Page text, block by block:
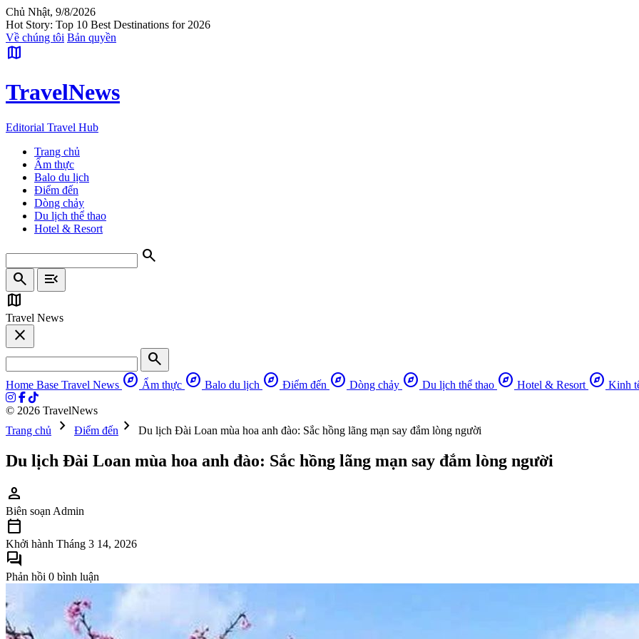
Chủ Nhật, 9/8/2026
Hot Story: Top 10 Best Destinations for 2026
Về chúng tôi Bản quyền
map
TravelNews
Editorial Travel Hub
Trang chủ
Ẩm thực
Balo du lịch
Điểm đến
Dòng chảy
Du lịch thể thao
Hotel & Resort
search
search
menu_open
map
Travel News
close
search
Home Base Travel News explore Ẩm thực explore Balo du lịch explore Điểm đến explore Dòng chảy explore Du lịch thể thao explore Hotel & Resort explore Kinh
© 2026 TravelNews
Trang chủ
chevron_right Điểm đến chevron_right Du lịch Đài Loan mùa hoa anh đào: Sắc hồng lãng mạn say đắm lòng người
Du lịch Đài Loan mùa hoa anh đào: Sắc hồng lãng mạn say đắm lòng người
person
Biên soạn Admin
calendar_today
Khởi hành Tháng 3 14, 2026
forum
Phản hồi 0 bình luận